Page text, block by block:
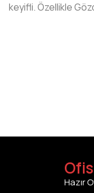
keyifli. Özellikle
Hazır